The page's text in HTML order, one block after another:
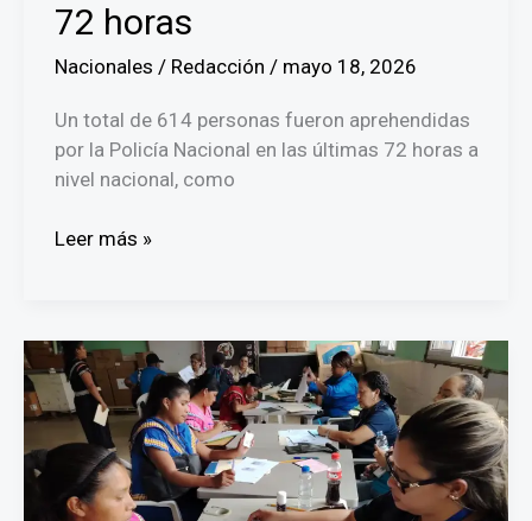
72 horas
Nacionales / Redacción / mayo 18, 2026
Un total de 614 personas fueron aprehendidas
por la Policía Nacional en las últimas 72 horas a
nivel nacional, como
Más
y
cinco
víctimas
fatales
por
accidentes
Leer más »